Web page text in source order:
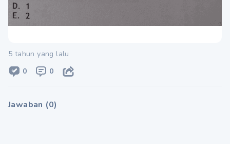
5 tahun yang lalu
0
0
Jawaban (0)